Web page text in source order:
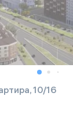
10/16